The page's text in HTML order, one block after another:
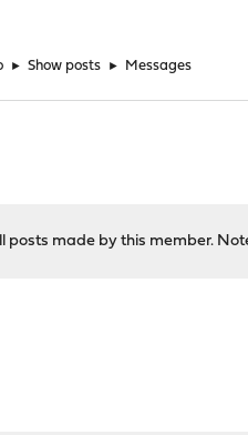
► Show posts ► Messages
posts made by this member.